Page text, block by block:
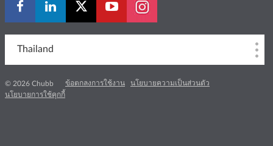
Thailand
© 2026 Chubb ข้อตกลงการใช้งาน
นโยบายความเป็นส่วนตัว
นโยบายการใช้คุกกี้